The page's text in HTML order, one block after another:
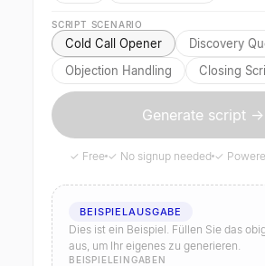
SCRIPT SCENARIO
Cold Call Opener
Discovery
Objection Handling
Closing
Generate script →
✓ Free ✓ No signup needed ✓
BEISPIELAUSGABE
Dies ist ein Beispiel. Füllen Sie das
aus, um Ihr eigenes zu generieren.
BEISPIELEINGABEN